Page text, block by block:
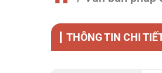
THÔNG TIN CHI